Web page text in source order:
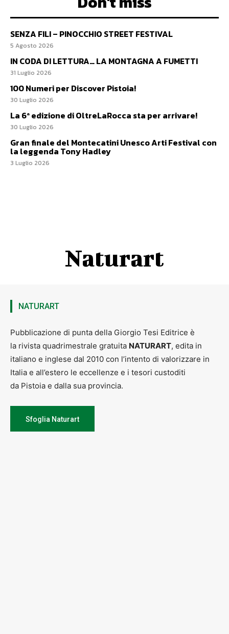
SENZA FILI – PINOCCHIO STREET FESTIVAL
5 Agosto 2026
IN CODA DI LETTURA… LA MONTAGNA A FUMETTI
31 Luglio 2026
100 Numeri per Discover Pistoia!
30 Luglio 2026
La 6ª edizione di OltreLaRocca sta per arrivare!
30 Luglio 2026
Gran finale del Montecatini Unesco Arti Festival con
la leggenda Tony Hadley
3 Luglio 2026
Naturart
NATURART
Pubblicazione di punta della Giorgio Tesi Editrice è
la rivista quadrimestrale gratuita NATURART, edita in
italiano e inglese dal 2010 con l’intento di valorizzare in
Italia e all’estero le eccellenze e i tesori custoditi
da Pistoia e dalla sua provincia.
Sfoglia Naturart